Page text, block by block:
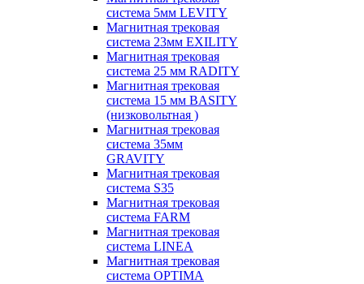
система 5мм LEVITY
Магнитная трековая
система 23мм EXILITY
Магнитная трековая
система 25 мм RADITY
Магнитная трековая
система 15 мм BASITY
(низковольтная )
Магнитная трековая
система 35мм
GRAVITY
Магнитная трековая
система S35
Магнитная трековая
система FARM
Магнитная трековая
система LINEA
Магнитная трековая
система OPTIMA